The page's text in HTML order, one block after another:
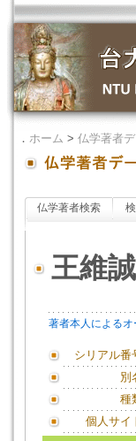
． ホーム > 仏学著者
仏学著者検索
王維誠
著者本人による
シリアル番
別
種
個人サイ